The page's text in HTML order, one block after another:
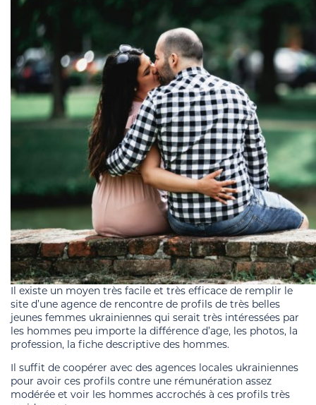
Il existe un moyen très facile et très efficace de remplir le
site d’une agence de rencontre de profils de très belles
jeunes femmes ukrainiennes qui serait très intéressées par
les hommes peu importe la différence d’age, les photos, la
profession, la fiche descriptive des hommes.
Il suffit de coopérer avec des agences locales ukrainiennes
pour avoir ces profils contre une rémunération assez
modérée et voir les hommes accrochés à ces profils très